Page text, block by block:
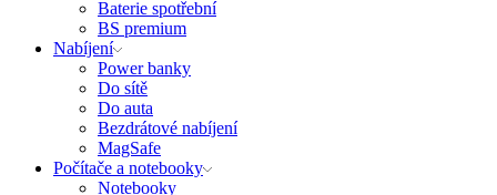
Baterie spotřební
BS premium
Nabíjení
Power banky
Do sítě
Do auta
Bezdrátové nabíjení
MagSafe
Počítače a notebooky
Notebooky